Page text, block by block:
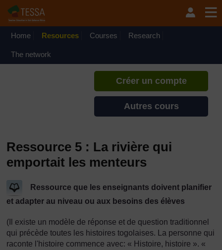
Home Resources Courses Research
The network
Si vous créez un compte, vous
pouvez établir un profil
Créer un compte
Autres cours
Ressource 5 : La rivière qui
emportait les menteurs
Ressource que les enseignants doivent planifier
et adapter au niveau ou aux besoins des élèves
(Il existe un modèle de réponse et de question traditionnel
qui précède toutes les histoires togolaises. La personne qui
raconte l'histoire commence avec: « Histoire, histoire ». «